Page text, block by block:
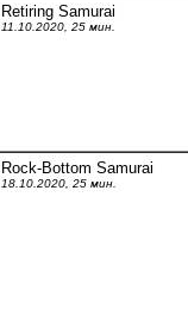
Retiring Samurai
11.10.2020, 25 мин.
Rock-Bottom Samurai
18.10.2020, 25 мин.